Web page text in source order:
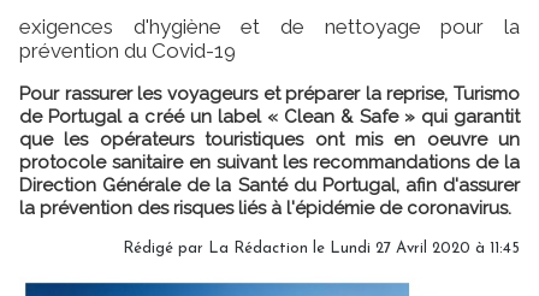
exigences d'hygiène et de nettoyage pour la
prévention du Covid-19
Pour rassurer les voyageurs et préparer la reprise, Turismo
de Portugal a créé un label « Clean & Safe » qui garantit
que les opérateurs touristiques ont mis en oeuvre un
protocole sanitaire en suivant les recommandations de la
Direction Générale de la Santé du Portugal, afin d'assurer
la prévention des risques liés à l'épidémie de coronavirus.
Rédigé par La Rédaction le Lundi 27 Avril 2020 à 11:45